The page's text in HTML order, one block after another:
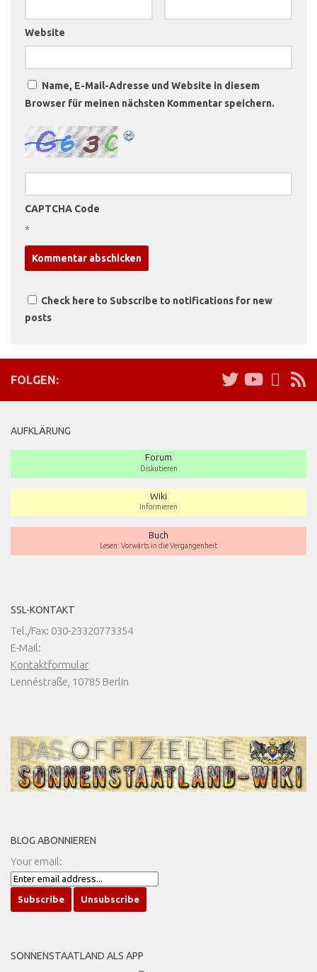
Website
Name, E-Mail-Adresse und Website in diesem
Browser für meinen nächsten Kommentar speichern.
CAPTCHA Code
*
Check here to Subscribe to notifications for new
posts
FOLGEN:
AUFKLÄRUNG
Forum
Diskutieren
Wiki
Informieren
Buch
Lesen: Vorwärts in die Vergangenheit
SSL-KONTAKT
Tel./Fax: 030-23320773354
E-Mail:
Kontaktformular
Lennéstraße, 10785 Berlin
BLOG ABONNIEREN
Your email:
SONNENSTAATLAND ALS APP